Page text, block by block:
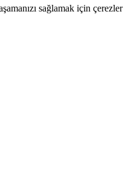
sağlamak için çerezler